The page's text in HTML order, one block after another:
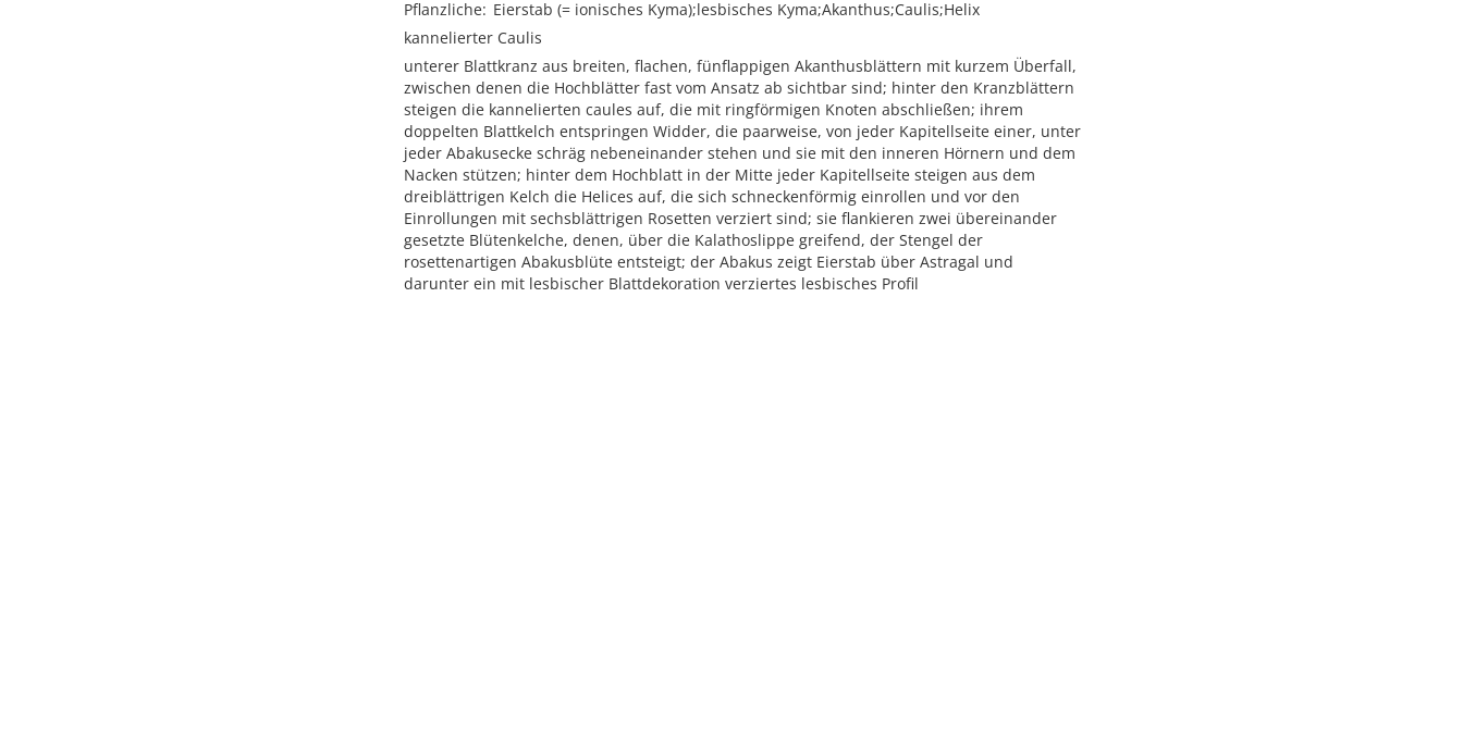
Pflanzliche Eierstab (= ionisches Kyma);lesbisches Kyma;Akanthus;Caulis;Helix
kannelierter Caulis
unterer Blattkranz aus breiten, flachen, fünflappigen Akanthusblättern mit kurzem Überfall,
zwischen denen die Hochblätter fast vom Ansatz ab sichtbar sind; hinter den Kranzblättern
steigen die kannelierten caules auf, die mit ringförmigen Knoten abschließen; ihrem
doppelten Blattkelch entspringen Widder, die paarweise, von jeder Kapitellseite einer, unter
jeder Abakusecke schräg nebeneinander stehen und sie mit den inneren Hörnern und dem
Nacken stützen; hinter dem Hochblatt in der Mitte jeder Kapitellseite steigen aus dem
dreiblättrigen Kelch die Helices auf, die sich schneckenförmig einrollen und vor den
Einrollungen mit sechsblättrigen Rosetten verziert sind; sie flankieren zwei übereinander
gesetzte Blütenkelche, denen, über die Kalathoslippe greifend, der Stengel der
rosettenartigen Abakusblüte entsteigt; der Abakus zeigt Eierstab über Astragal und
darunter ein mit lesbischer Blattdekoration verziertes lesbisches Profil